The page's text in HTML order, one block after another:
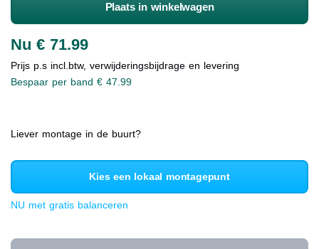
Plaats in winkelwagen
Nu € 71.99
Prijs p.s incl.btw, verwijderingsbijdrage en levering
Bespaar per band € 47.99
Liever montage in de buurt?
Kies een lokaal montagepunt
NU met gratis balanceren